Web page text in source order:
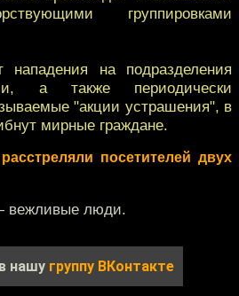
группировками
нападения на подразделения
а также периодически
"акции устрашения", в
мирные граждане.
посетителей двух
вежливые люди.
нашу группу ВКонтакте